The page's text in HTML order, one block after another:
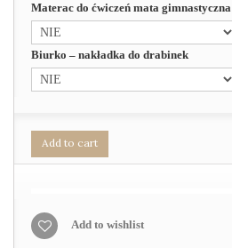
Materac do ćwiczeń mata gimnastyczna
Biurko – nakładka do drabinek
Add to cart
Add to wishlist